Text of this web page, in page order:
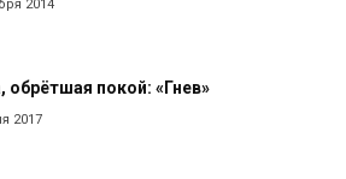
2014
обрётшая покой: «Гнев»
2017